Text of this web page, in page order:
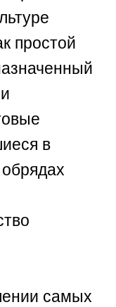
простой
в
самых